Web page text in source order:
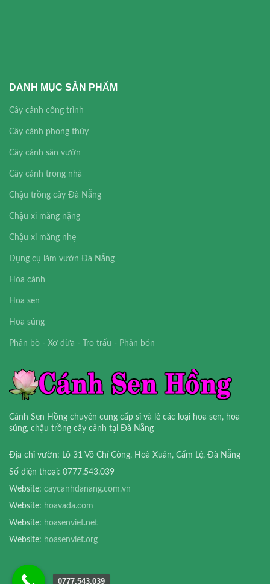
DANH MỤC SẢN PHẨM
Cây cảnh công trình
Cây cảnh phong thủy
Cây cảnh sân vườn
Cây cảnh trong nhà
Chậu trồng cây Đà Nẵng
Chậu xi măng nặng
Chậu xi măng nhẹ
Dụng cụ làm vườn Đà Nẵng
Hoa cảnh
Hoa sen
Hoa súng
Phân bò - Xơ dừa - Tro trấu - Phân bón
Cánh Sen Hồng chuyên cung cấp sỉ và lẻ các loại hoa sen, hoa
súng, chậu trồng cây cảnh tại Đà Nẵng
Địa chỉ vườn: Lô 31 Võ Chí Công, Hoà Xuân, Cẩm Lệ, Đà Nẵng
Số điện thoại: 0777.543.039
Website: caycanhdanang.com.vn
Website: hoavada.com
Website: hoasenviet.net
Website: hoasenviet.org
0777.543.039